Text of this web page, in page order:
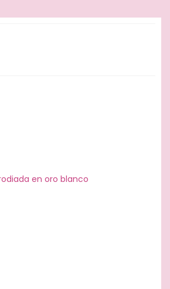
en oro blanco